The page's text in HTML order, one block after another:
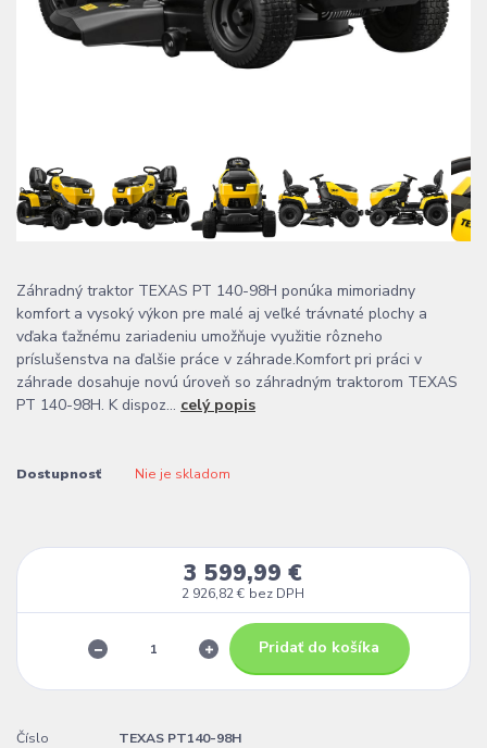
Záhradný traktor TEXAS PT 140-98H ponúka mimoriadny
komfort a vysoký výkon pre malé aj veľké trávnaté plochy a
vďaka ťažnému zariadeniu umožňuje využitie rôzneho
príslušenstva na ďalšie práce v záhrade.Komfort pri práci v
záhrade dosahuje novú úroveň so záhradným traktorom TEXAS
PT 140-98H. K dispoz... celý popis
Dostupnosť Nie je skladom
3 599,99 €
2 926,82 € bez DPH
Pridať do košíka
Číslo
TEXAS PT140-98H